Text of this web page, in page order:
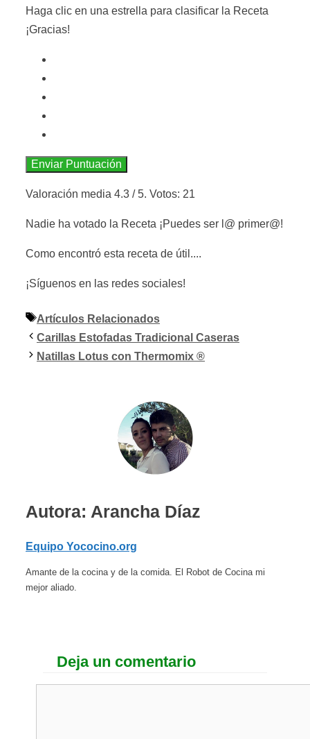
Haga clic en una estrella para clasificar la Receta
¡Gracias!
Enviar Puntuación
Valoración media 4.3 / 5. Votos: 21
Nadie ha votado la Receta ¡Puedes ser l@ primer@!
Como encontró esta receta de útil....
¡Síguenos en las redes sociales!
Etiquetas
Artículos Relacionados
Carillas Estofadas Tradicional Caseras
Natillas Lotus con Thermomix ®
Autora: Arancha Díaz
Equipo Yococino.org
Amante de la cocina y de la comida. El Robot de Cocina mi
mejor aliado.
Deja un comentario